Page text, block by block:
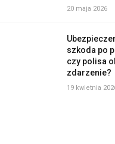
20 maja 2026
szkoda po
czy polisa
zdarzenie?
19 kwietnia